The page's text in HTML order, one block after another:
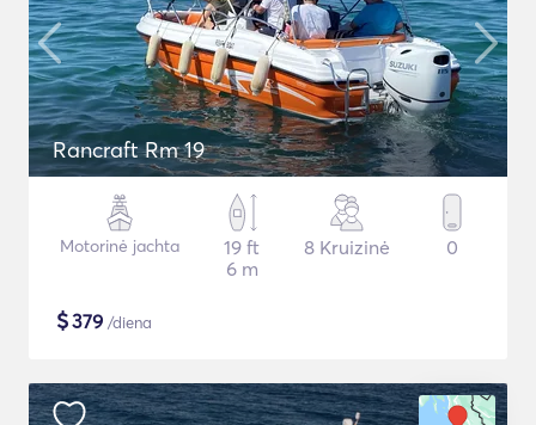
Rancraft Rm 19
Motorinė jachta
19 ft
6 m
8 Kruizinė 0
$379 /diena